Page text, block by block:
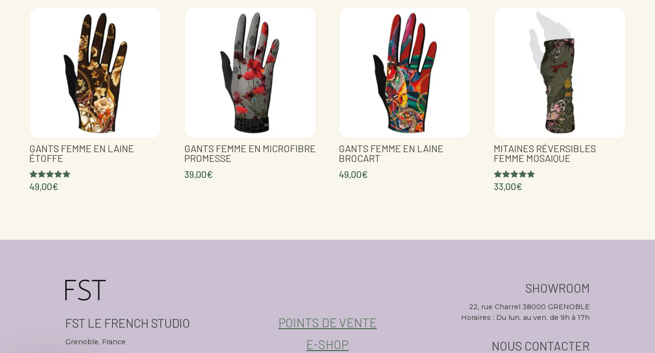
GANTS FEMME EN LAINE
ÉTOFFE
Note
5.00
49,00€
GANTS FEMME EN MICROFIBRE
PROMESSE
39,00€
GANTS FEMME EN LAINE
BROCART
49,00€
MITAINES RÉVERSIBLES
FEMME MOSAIQUE
Note
5.00
33,00€
FST LE FRENCH STUDIO
Grenoble, France
POINTS DE VENTE
E-SHOP
SHOWROOM
22, rue Charrel 38000 GRENOBLE
Horaires : Du lun. au ven. de 9h à 17h
NOUS CONTACTER